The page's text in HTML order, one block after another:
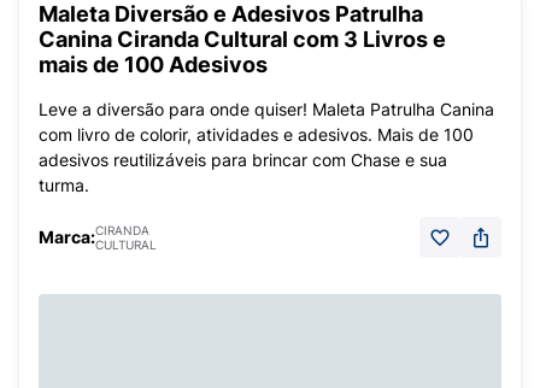
Maleta Diversão e Adesivos Patrulha
Canina Ciranda Cultural com 3 Livros e
mais de 100 Adesivos
Leve a diversão para onde quiser! Maleta Patrulha Canina
com livro de colorir, atividades e adesivos. Mais de 100
adesivos reutilizáveis para brincar com Chase e sua
turma.
Marca:CIRANDA
CULTURAL